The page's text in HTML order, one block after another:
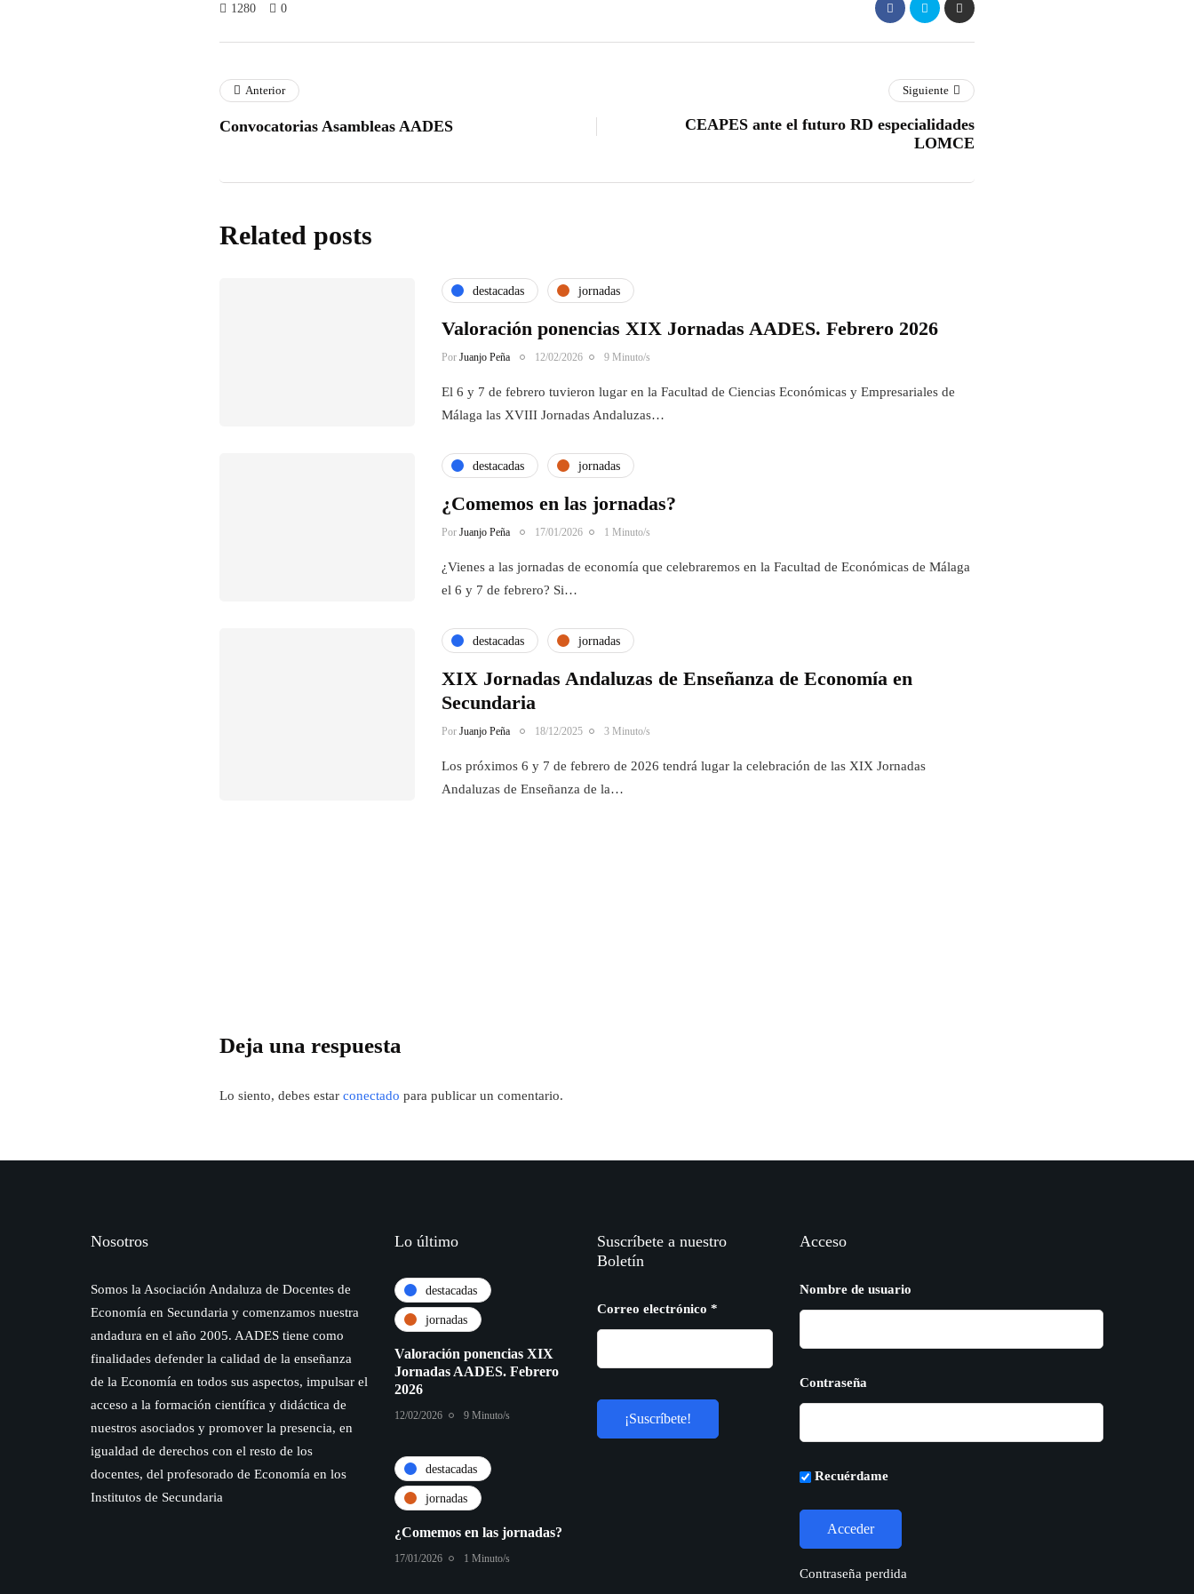
1280 0
Anterior
Convocatorias Asambleas AADES
Siguiente
CEAPES ante el futuro RD especialidades
LOMCE
Related posts
destacadas jornadas
Valoración ponencias XIX Jornadas AADES. Febrero 2026
Por Juanjo Peña 12/02/2026 9 Minuto/s
El 6 y 7 de febrero tuvieron lugar en la Facultad de Ciencias Económicas y Empresariales de
Málaga las XVIII Jornadas Andaluzas…
destacadas jornadas
¿Comemos en las jornadas?
Por Juanjo Peña 17/01/2026 1 Minuto/s
¿Vienes a las jornadas de economía que celebraremos en la Facultad de Económicas de Málaga
el 6 y 7 de febrero? Si…
destacadas jornadas
XIX Jornadas Andaluzas de Enseñanza de Economía en
Secundaria
Por Juanjo Peña 18/12/2025 3 Minuto/s
Los próximos 6 y 7 de febrero de 2026 tendrá lugar la celebración de las XIX Jornadas
Andaluzas de Enseñanza de la…
Deja una respuesta
Lo siento, debes estar conectado para publicar un comentario.
Nosotros
Somos la Asociación Andaluza de Docentes de
Economía en Secundaria y comenzamos nuestra
andadura en el año 2005. AADES tiene como
finalidades defender la calidad de la enseñanza
de la Economía en todos sus aspectos, impulsar el
acceso a la formación científica y didáctica de
nuestros asociados y promover la presencia, en
igualdad de derechos con el resto de los
docentes, del profesorado de Economía en los
Institutos de Secundaria
Lo último
destacadas
jornadas
Valoración ponencias XIX
Jornadas AADES. Febrero
2026
12/02/2026 9 Minuto/s
destacadas
jornadas
¿Comemos en las jornadas?
17/01/2026 1 Minuto/s
Suscríbete a nuestro
Boletín
Correo electrónico *
Acceso
Nombre de usuario
Contraseña
Recuérdame
Contraseña perdida